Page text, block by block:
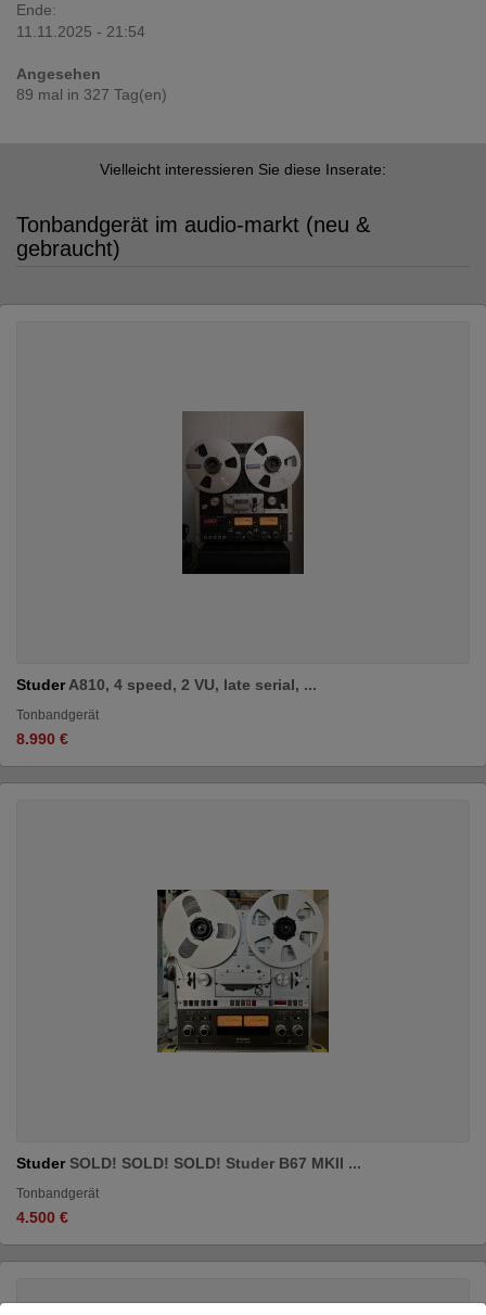
Ende:
11.11.2025 - 21:54
Angesehen
89 mal in 327 Tag(en)
Vielleicht interessieren Sie diese Inserate:
Tonbandgerät im audio-markt (neu &
gebraucht)
StuderA810, 4 speed, 2 VU, late serial, ...
Tonbandgerät
8.990 €
StuderSOLD! SOLD! SOLD! Studer B67 MKII ...
Tonbandgerät
4.500 €